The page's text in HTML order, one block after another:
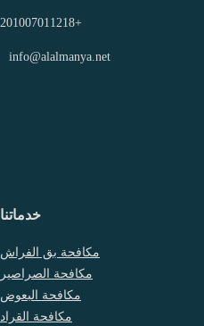
+201007011218
info@alalmanya.net
خدماتنا
مكافحة بق الفراش
مكافحة الصراصير
مكافحة البعوض
مكافحة القراد